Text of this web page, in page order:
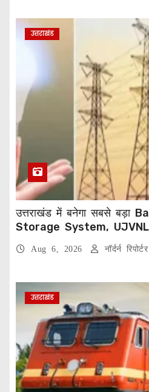
उत्तराखंड
उत्तराखंड में बनेगा सबसे बड़ा
Storage System, UJVNL
Aug 6, 2026 नॉर्दर्न रिपोर्टर
उत्तराखंड